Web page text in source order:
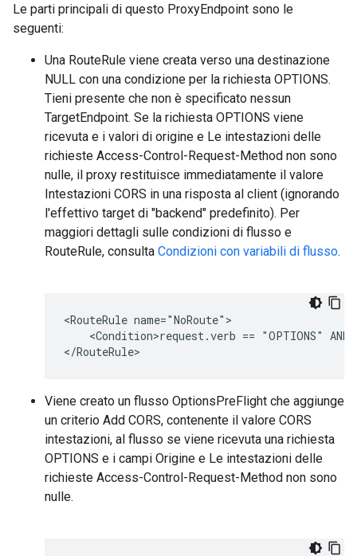
Le parti principali di questo ProxyEndpoint sono le
seguenti:
Una RouteRule viene creata verso una destinazione
NULL con una condizione per la richiesta OPTIONS.
Tieni presente che non è specificato nessun
TargetEndpoint. Se la richiesta OPTIONS viene
ricevuta e i valori di origine e Le intestazioni delle
richieste Access-Control-Request-Method non sono
nulle, il proxy restituisce immediatamente il valore
Intestazioni CORS in una risposta al client (ignorando
l'effettivo target di "backend" predefinito). Per
maggiori dettagli sulle condizioni di flusso e
RouteRule, consulta Condizioni con variabili di flusso.
<RouteRule name="NoRoute">
<Condition>request.verb == "OPTIONS" AND
</RouteRule>
Viene creato un flusso OptionsPreFlight che aggiunge
un criterio Add CORS, contenente il valore CORS
intestazioni, al flusso se viene ricevuta una richiesta
OPTIONS e i campi Origine e Le intestazioni delle
richieste Access-Control-Request-Method non sono
nulle.